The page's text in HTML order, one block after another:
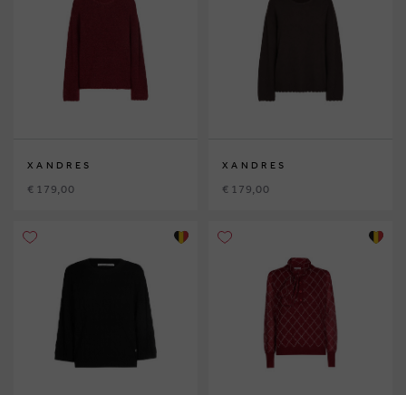
XANDRES
€ 179,00
XANDRES
€ 179,00